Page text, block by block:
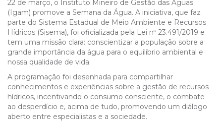
22 de março, o Instituto Mineiro de Gestão das Águas
(Igam) promove a Semana da Água. A iniciativa, que faz
parte do Sistema Estadual de Meio Ambiente e Recursos
Hídricos (Sisema), foi oficializada pela Lei nº 23.491/2019 e
tem uma missão clara: conscientizar a população sobre a
grande importância da água para o equilíbrio ambiental e
nossa qualidade de vida.
A programação foi desenhada para compartilhar
conhecimentos e experiências sobre a gestão de recursos
hídricos, incentivando o consumo consciente, o combate
ao desperdício e, acima de tudo, promovendo um diálogo
aberto entre especialistas e a sociedade.